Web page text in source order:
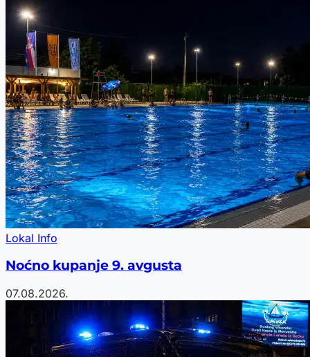
Lokal Info
Noćno kupanje 9. avgusta
07.08.2026.